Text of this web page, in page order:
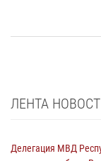
ЛЕНТА
Делегация МВД